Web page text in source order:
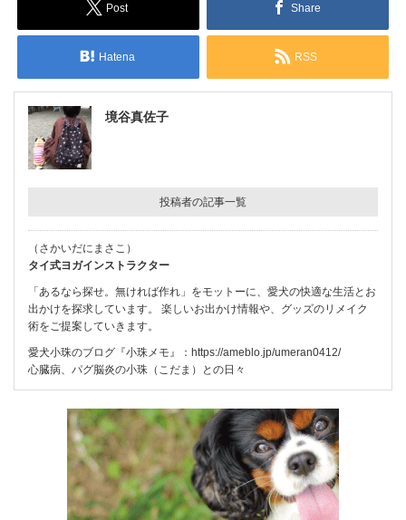
Post Share
Hatena RSS
境谷真佐子
投稿者の記事一覧
（さかいだにまさこ）
タイ式ヨガインストラクター
「あるなら探せ。無ければ作れ」をモットーに、愛犬の快適な生活とお
出かけを探求しています。 楽しいお出かけ情報や、グッズのリメイク
術をご提案していきます。
愛犬小珠のブログ『小珠メモ』： https://ameblo.jp/umeran0412/
心臓病、パグ脳炎の小珠（こだま）との日々